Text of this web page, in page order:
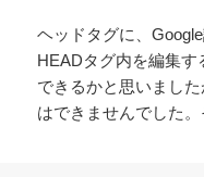
ヘッドタグに、
HEADタグ内を編集
できるかと思いまし
はできませんでした